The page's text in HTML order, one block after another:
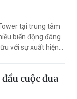
tại trung tâm
biến động đáng
với sự xuất hiện
cuộc đua